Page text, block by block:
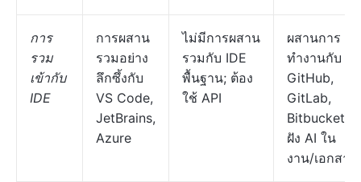
การ
รวม
เข้ากับ
IDE
การผสาน
รวมอย่าง
ลึกซึ้งกับ
VS Code,
JetBrains,
Azure
ไม่มีการผสาน
รวมกับ IDE
พื้นฐาน; ต้อง
ใช้ API
ผสานการ
ทำงานกับ
GitHub,
GitLab,
Bitbucket;
ฝัง AI ใน
งาน/เอกสาร